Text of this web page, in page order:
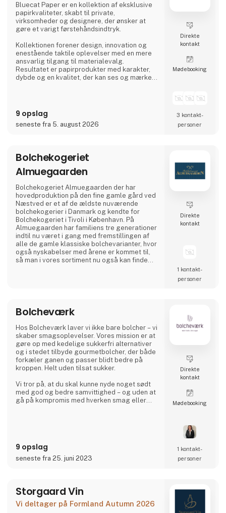
Bluecat Paper er en kollektion af eksklusive
papirkvaliteter, skabt til private,
virksomheder og designere, der ønsker at
gøre et varigt førstehåndsindtryk.
Kollektionen forener design, innovation og
enestående taktile oplevelser med en mere
ansvarlig tilgang til materialevalg.
Resultatet er papirprodukter med karakter,
dybde og en kvalitet, der kan ses og mærkes.
hvor materialet er en aktiv del af
fortællingen.
den
9 opslag
seneste fra 5. august 2026
Direkte
kontakt
Møde­booking
3 kontakt­
personer
Bolchekogeriet
Almuegaarden
Bolchekogeriet Almuegaarden der har
hovedproduktion på den fine gamle gård ved
Næstved er et af de ældste nuværende
bolchekogerier i Danmark og kendte for
Bolchekogeriet i Tivoli i København. På
Almuegaarden har familiens tre generationer
indtil nu været i gang med fremstillingen af
alle de gamle klassiske bolchevarianter, hvor
også nyskabelser med årene er kommet til,
så man i vores sortiment nu også kan finde
kvalitet, hvorfor alle vore bolcher tilvirkes i
hånden efter de t
Direkte
kontakt
1 kontakt­
personer
Bolcheværk
Hos Bolcheværk laver vi ikke bare bolcher – vi
skaber smagsoplevelser. Vores mission er at
gøre op med kedelige sukkerfri alternativer
og i stedet tilbyde gourmetbolcher, der både
forkæler ganen og passer blidt bedre på
kroppen. Helt uden tilsat sukker.
Vi tror på, at du skal kunne nyde noget sødt
med god og bedre samvittighed – og uden at
gå på kompromis med hverken smag eller
9 opslag
seneste fra 25. juni 2023
Direkte
kontakt
Møde­booking
1 kontakt­
personer
Storgaard Vin
Vi deltager på Formland Autumn 2026